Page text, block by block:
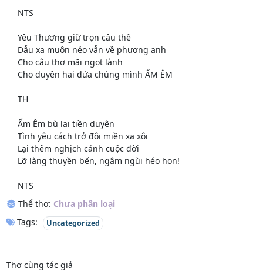
NTS
Yêu Thương giữ trọn câu thề
Dẫu xa muôn nẻo vẫn về phương anh
Cho câu thơ mãi ngọt lành
Cho duyên hai đứa chúng mình ẤM ÊM
TH
Ấm Êm bù lại tiền duyên
Tình yêu cách trở đôi miền xa xôi
Lại thêm nghịch cảnh cuộc đời
Lỡ làng thuyền bến, ngậm ngùi héo hon!
NTS
Thể thơ: Chưa phân loại
Tags:
Uncategorized
Thơ cùng tác giả